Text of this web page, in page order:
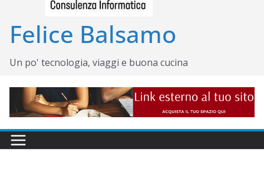
Felice Balsamo
Un po' tecnologia, viaggi e buona cucina